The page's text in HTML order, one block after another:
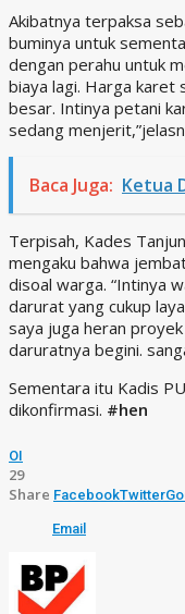
Akibatnya terpaksa
buminya untuk
dengan perahu untuk
biaya lagi. Harga karet
besar. Intinya petani
sedang
Baca Juga: Ketua
Terpisah, Kades
mengaku bahwa
disoal warga. “Intinya
darurat yang cukup
saya juga heran
daruratnya begini.
Sementara itu Kadis
dikonfirmasi. #hen
OI
29
Share FacebookTwitter
Email